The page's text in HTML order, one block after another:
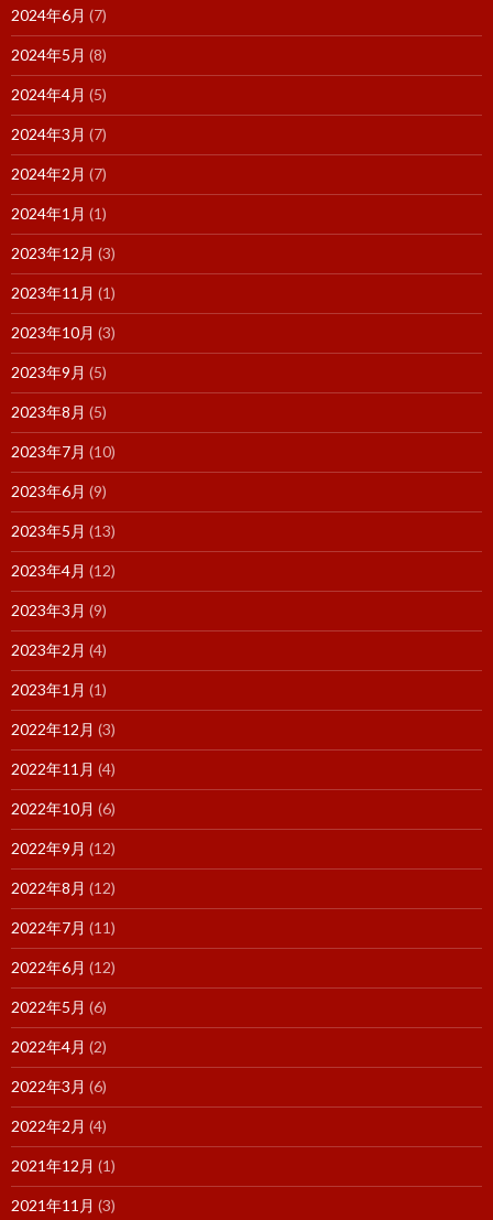
2024年6月 (7)
2024年5月 (8)
2024年4月 (5)
2024年3月 (7)
2024年2月 (7)
2024年1月 (1)
2023年12月 (3)
2023年11月 (1)
2023年10月 (3)
2023年9月 (5)
2023年8月 (5)
2023年7月 (10)
2023年6月 (9)
2023年5月 (13)
2023年4月 (12)
2023年3月 (9)
2023年2月 (4)
2023年1月 (1)
2022年12月 (3)
2022年11月 (4)
2022年10月 (6)
2022年9月 (12)
2022年8月 (12)
2022年7月 (11)
2022年6月 (12)
2022年5月 (6)
2022年4月 (2)
2022年3月 (6)
2022年2月 (4)
2021年12月 (1)
2021年11月 (3)